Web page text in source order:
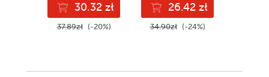
30.32 zł
37.89zł (-20%)
26.42 zł
34.90zł (-24%)